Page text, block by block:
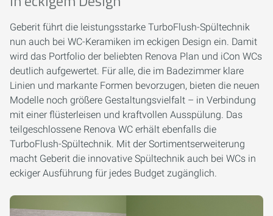
Geberit führt die leistungsstarke TurboFlush-Spültechnik
nun auch bei WC-Keramiken im eckigen Design ein. Damit
wird das Portfolio der beliebten Renova Plan und iCon WCs
deutlich aufgewertet. Für alle, die im Badezimmer klare
Linien und markante Formen bevorzugen, bieten die neuen
Modelle noch größere Gestaltungsvielfalt – in Verbindung
mit einer flüsterleisen und kraftvollen Ausspülung. Das
teilgeschlossene Renova WC erhält ebenfalls die
TurboFlush-Spültechnik. Mit der Sortimentserweiterung
macht Geberit die innovative Spültechnik auch bei WCs in
eckiger Ausführung für jedes Budget zugänglich.